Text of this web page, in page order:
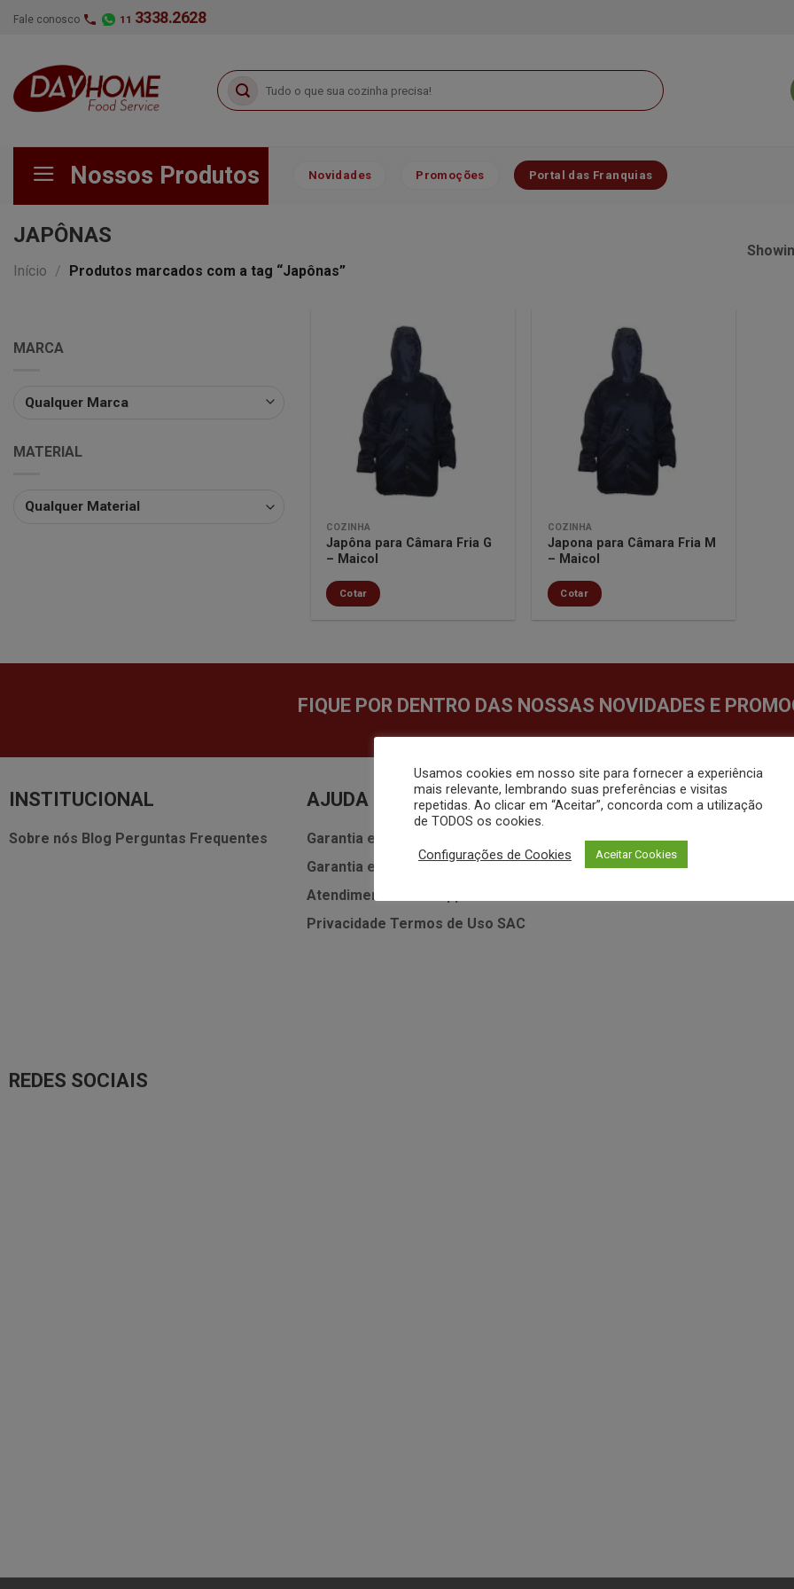
Skip
Fale conosco 11 3338.2628
Pesquisar
por:
Nossos Produtos Novidades Promoções Portal das Franquias
JAPÔNAS
Início / Produtos marcados com a tag “Japônas”
MARCA
MATERIAL
lista de
desejos
COZINHA
Japôna para Câmara Fria G
– Maicol
Cotar
lista de
desejos
COZINHA
Japona para Câmara Fria M
– Maicol
Cotar
FIQUE POR DENTRO DAS NOSSAS NOVIDADES E
INSTITUCIONAL
Sobre nós Blog Perguntas Frequentes
AJUDA
Garantia e Assistência Técnica • Vitamix
Garantia e Assistência Técnica • Zahav
Atendimento Whatsapp
Privacidade Termos de Uso SAC
MEUS DADOS
Minha Conta
Desejos
REDES SOCIAIS
Usamos cookies em nosso site para fornecer a experiência
mais relevante, lembrando suas preferências e visitas
repetidas. Ao clicar em “Aceitar”, concorda com a utilização
de TODOS os cookies.
Configurações de Cookies Aceitar Cookies